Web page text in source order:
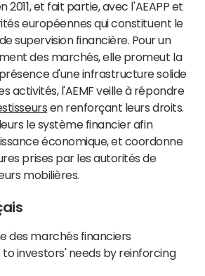
2011, et fait partie, avec l'AEAPP et
européennes qui constituent le
supervision financière. Pour un
des marchés, elle promeut la
d'une infrastructure solide
activités, l'AEMF veille à répondre
en renforçant leurs droits.
le système financier afin
économique, et coordonne
prises par les autorités de
mobilières.
des marchés financiers
to investors' needs by reinforcing